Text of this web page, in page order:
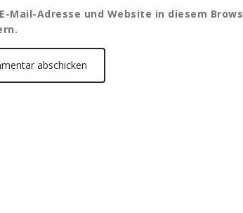
Mail-Adresse und Website in diesem